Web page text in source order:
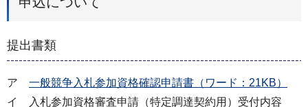
提出書類
ア 一般競争入札参加資格確認申請書（ワード：21KB）
イ 入札参加資格審査申請（特定調達契約用）受付内容